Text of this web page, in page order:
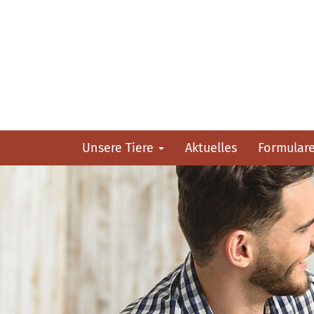
Unsere Tiere Aktuelles